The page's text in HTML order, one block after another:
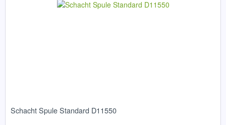
Schacht Spule Standard D11550